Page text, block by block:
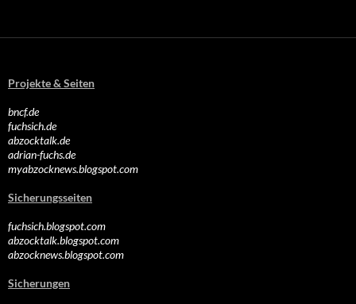
Projekte & Seiten
bncf.de
fuchsich.de
abzocktalk.de
adrian-fuchs.de
myabzocknews.blogspot.com
Sicherungsseiten
fuchsich.blogspot.com
abzocktalk.blogspot.com
abzocknews.blogspot.com
Sicherungen